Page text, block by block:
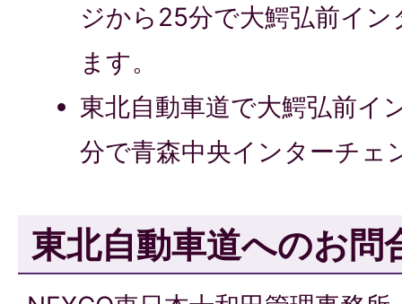
ジから25分で大鰐弘前イ
ます。
東北自動車道で大鰐弘前イ
分で青森中央インターチェ
東北自動車道へのお問